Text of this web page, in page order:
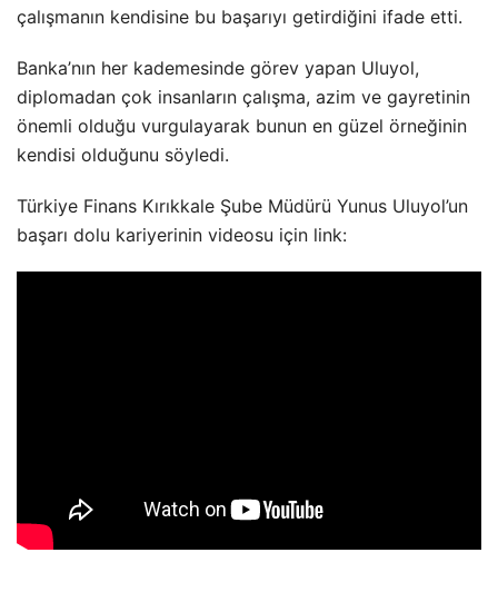
çalışmanın kendisine bu başarıyı getirdiğini ifade etti.
Banka’nın her kademesinde görev yapan Uluyol,
diplomadan çok insanların çalışma, azim ve gayretinin
önemli olduğu vurgulayarak bunun en güzel örneğinin
kendisi olduğunu söyledi.
Türkiye Finans Kırıkkale Şube Müdürü Yunus Uluyol’un
başarı dolu kariyerinin videosu için link: